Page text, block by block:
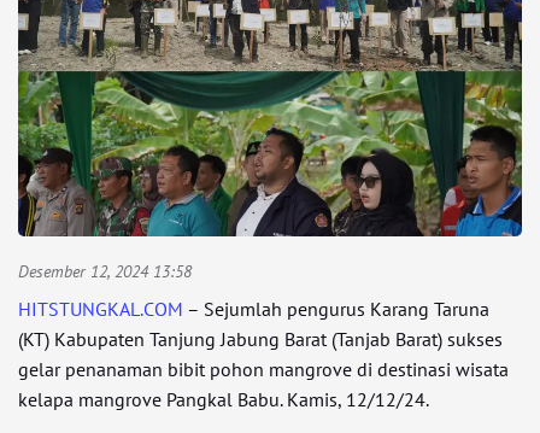
Desember 12, 2024 13:58
HITSTUNGKAL.COM – Sejumlah pengurus Karang Taruna
(KT) Kabupaten Tanjung Jabung Barat (Tanjab Barat) sukses
gelar penanaman bibit pohon mangrove di destinasi wisata
kelapa mangrove Pangkal Babu. Kamis, 12/12/24.